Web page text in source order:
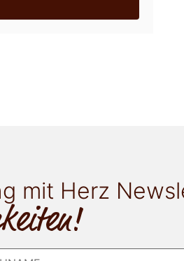
mit Herz